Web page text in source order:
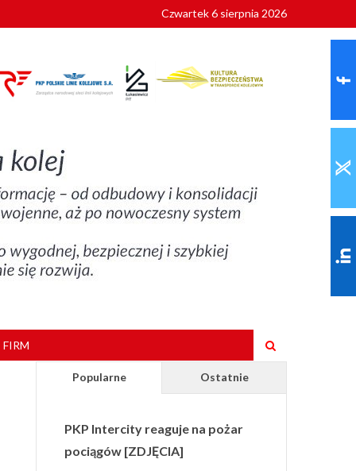
roku
Czwartek 6 sierpnia 2026
Popularne Ostatnie
PKP Intercity reaguje na pożar
pociągów [ZDJĘCIA]